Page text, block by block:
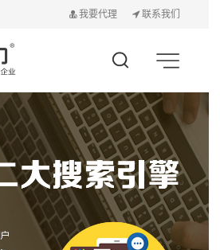
我要代理 联系我们